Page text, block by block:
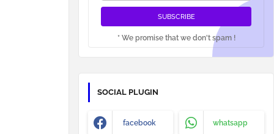
* We promise that we don't spam !
SOCIAL PLUGIN
facebook whatsapp